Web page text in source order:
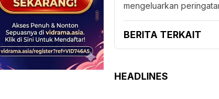
mengeluarkan
BERITA TERKAIT
HEADLINES